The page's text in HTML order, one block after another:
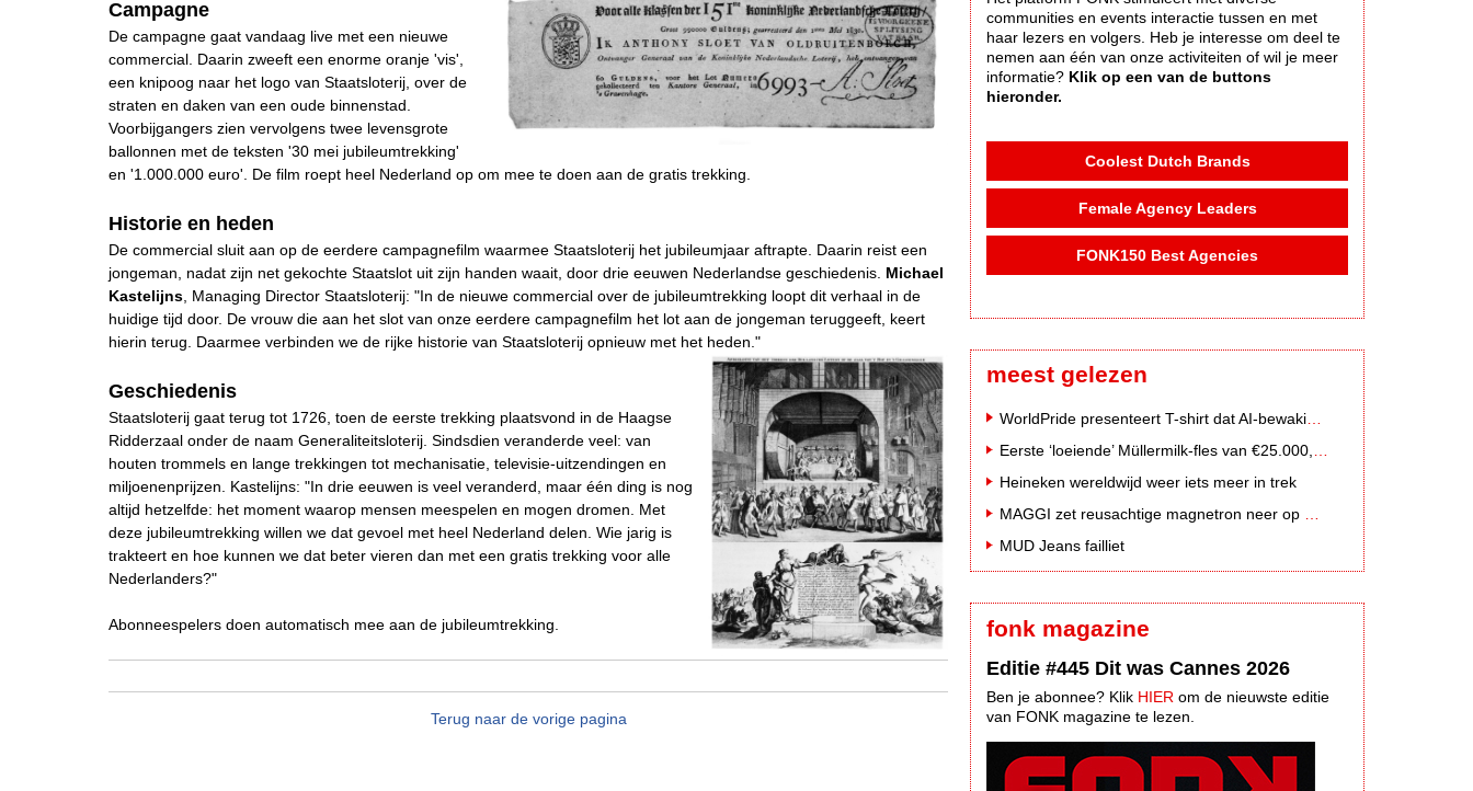
Campagne
De campagne gaat vandaag live met een nieuwe
commercial. Daarin zweeft een enorme oranje 'vis',
een knipoog naar het logo van Staatsloterij, over de
straten en daken van een oude binnenstad.
Voorbijgangers zien vervolgens twee levensgrote
ballonnen met de teksten '30 mei jubileumtrekking'
en '1.000.000 euro'. De film roept heel Nederland op om mee te doen aan de gratis trekking.
Historie en heden
De commercial sluit aan op de eerdere campagnefilm waarmee Staatsloterij het jubileumjaar aftrapte. Daarin reist een
jongeman, nadat zijn net gekochte Staatslot uit zijn handen waait, door drie eeuwen Nederlandse geschiedenis. Michael
Kastelijns , Managing Director Staatsloterij: "In de nieuwe commercial over de jubileumtrekking loopt dit verhaal in de
huidige tijd door. De vrouw die aan het slot van onze eerdere campagnefilm het lot aan de jongeman teruggeeft, keert
hierin terug. Daarmee verbinden we de rijke historie van Staatsloterij opnieuw met het heden."
Geschiedenis
Staatsloterij gaat terug tot 1726, toen de eerste trekking plaatsvond in de Haagse
Ridderzaal onder de naam Generaliteitsloterij. Sindsdien veranderde veel: van
houten trommels en lange trekkingen tot mechanisatie, televisie-uitzendingen en
miljoenenprijzen. Kastelijns: "In drie eeuwen is veel veranderd, maar één ding is nog
altijd hetzelfde: het moment waarop mensen meespelen en mogen dromen. Met
deze jubileumtrekking willen we dat gevoel met heel Nederland delen. Wie jarig is
trakteert en hoe kunnen we dat beter vieren dan met een gratis trekking voor alle
Nederlanders?"
Abonneespelers doen automatisch mee aan de jubileumtrekking.
Terug naar de vorige pagina
communities en events interactie tussen en met
haar lezers en volgers. Heb je interesse om deel te
nemen aan één van onze activiteiten of wil je meer
informatie? Klik op een van de buttons
hieronder.
Coolest Dutch Brands
Female Agency Leaders
FONK150 Best Agencies
meest gelezen
Heineken wereldwijd weer iets meer in trek
MUD Jeans failliet
fonk magazine
Editie #445 Dit was Cannes 2026
Ben je abonnee? Klik HIER om de nieuwste editie
van FONK magazine te lezen.